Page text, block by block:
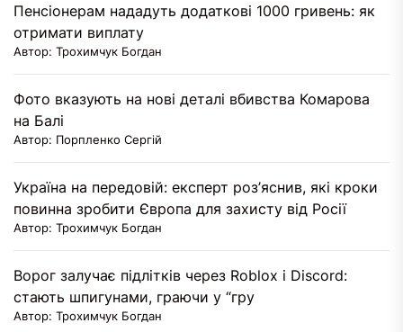
Пенсіонерам нададуть додаткові 1000 гривень: як
отримати виплату
Автор: Трохимчук Богдан
Фото вказують на нові деталі вбивства Комарова
на Балі
Автор: Порпленко Сергій
Україна на передовій: експерт роз’яснив, які кроки
повинна зробити Європа для захисту від Росії
Автор: Трохимчук Богдан
Ворог залучає підлітків через Roblox і Discord:
стають шпигунами, граючи у “гру
Автор: Трохимчук Богдан